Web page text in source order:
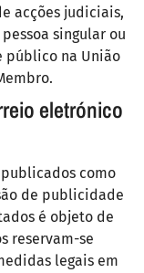
acções judiciais,
singular ou
público na União
eletrónico
como
de publicidade
é objeto de
reservam-se
legais em